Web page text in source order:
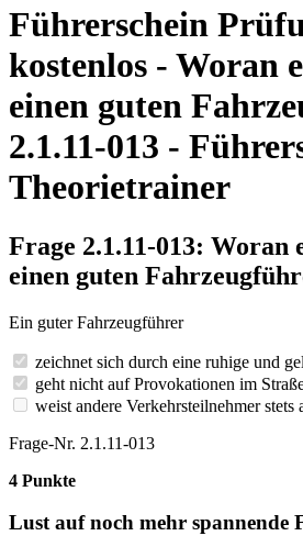
Führerschein
kostenlos - Woran
einen guten
2.1.11-013 -
Theorietrainer
Frage 2.1.11-013: Woran
einen guten
Ein guter Fahrzeugführer
zeichnet sich durch eine ruhige und
geht nicht auf Provokationen im
weist andere Verkehrsteilnehmer
Frage-Nr. 2.1.11-013
4 Punkte
Lust auf noch mehr spannende